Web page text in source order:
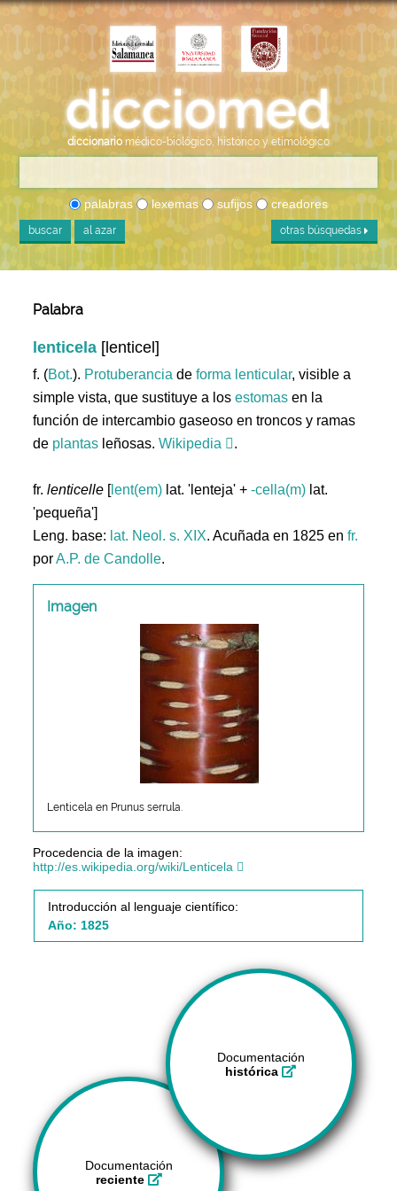
diccionario médico-biológico, histórico y etimológico
palabras lexemas sufijos creadores
buscar al azar otras búsquedas
Palabra
lenticela [lenticel]
f. (Bot.). Protuberancia deforma lenticular, visible a
simple vista, que sustituye a losestomas en la
función de intercambio gaseoso en troncos y ramas
de plantas leñosas.Wikipedia .
fr.lenticelle [lent(em) lat. 'lenteja' +-cella(m) lat.
'pequeña']
Leng. base: lat. Neol. s. XIX. Acuñada en 1825 enfr.
porA.P. de Candolle.
Imagen
Lenticela en Prunus serrula.
Procedencia de la imagen:
http://es.wikipedia.org/wiki/Lenticela
Introducción al lenguaje científico:
Año: 1825
Documentación
histórica
Documentación
reciente